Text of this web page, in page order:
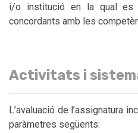
i/o institució en la qual es
concordants amb les
Activitats i
L’avaluació de l’assignatura
paràmetres següents: